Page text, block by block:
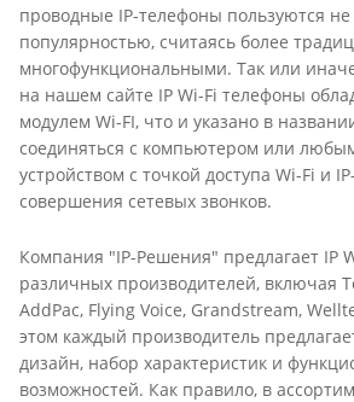
проводные IP-телефоны пользуются
популярностью, считаясь более
многофункциональными. Так или
на нашем сайте IP Wi-Fi телефоны
модулем Wi-FI, что и указано в
соединяться с компьютером или
устройством с точкой доступа Wi-Fi и
совершения сетевых звонков.
Компания "IP-Решения" предлагает IP
различных производителей, включая
AddPac, Flying Voice, Grandstream,
этом каждый производитель
дизайн, набор характеристик и
возможностей. Как правило, в